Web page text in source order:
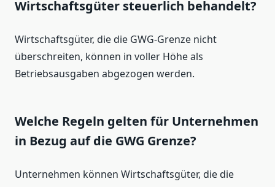
Wirtschaftsgüter steuerlich behandelt?
Wirtschaftsgüter, die die GWG-Grenze nicht
überschreiten, können in voller Höhe als
Betriebsausgaben abgezogen werden.
Welche Regeln gelten für Unternehmen
in Bezug auf die GWG Grenze?
Unternehmen können Wirtschaftsgüter, die die